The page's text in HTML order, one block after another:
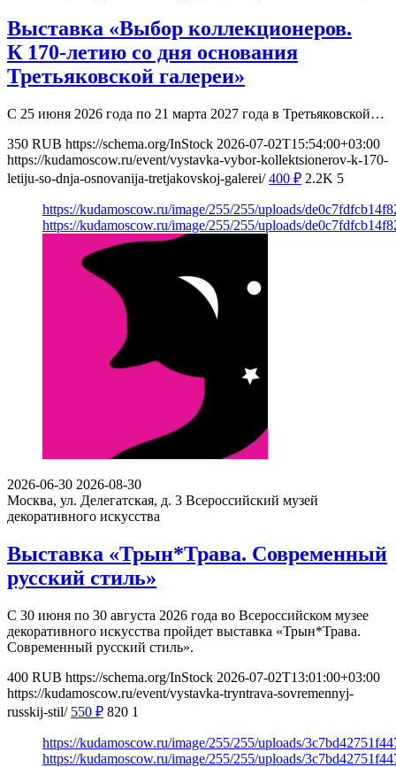
Выставка «Выбор коллекционеров.
К 170-летию со дня основания
Третьяковской галереи»
С 25 июня 2026 года по 21 марта 2027 года в Третьяковской…
350 RUB https://schema.org/InStock 2026-07-02T15:54:00+03:00
https://kudamoscow.ru/event/vystavka-vybor-kollektsionerov-k-170-
letiju-so-dnja-osnovanija-tretjakovskoj-galerei/ 400 ₽ 2.2K 5
https://kudamoscow.ru/image/255/255/uploads/
https://kudamoscow.ru/image/255/255/uploads/
2026-06-30 2026-08-30
Москва, ул. Делегатская, д. 3 Всероссийский музей
декоративного искусства
Выставка «Трын*Трава. Современный
русский стиль»
С 30 июня по 30 августа 2026 года во Всероссийском музее
декоративного искусства пройдет выставка «Трын*Трава.
Современный русский стиль».
400 RUB https://schema.org/InStock 2026-07-02T13:01:00+03:00
https://kudamoscow.ru/event/vystavka-tryntrava-sovremennyj-
russkij-stil/ 550 ₽ 820 1
https://kudamoscow.ru/image/255/255/uploads/
https://kudamoscow.ru/image/255/255/uploads/